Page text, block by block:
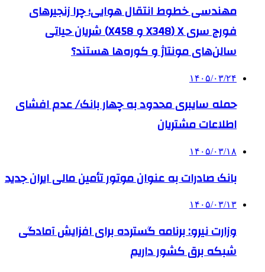
مهندسی خطوط انتقال هوایی؛ چرا زنجیرهای
فورج سری X (X348 و X458) شریان حیاتی
سالن‌های مونتاژ و کوره‌ها هستند؟
۱۴۰۵/۰۳/۲۴
حمله سایبری محدود به چهار بانک/ عدم افشای
اطلاعات مشتریان
۱۴۰۵/۰۳/۱۸
بانک صادرات به‌ عنوان موتور تأمین مالی ایران جدید
۱۴۰۵/۰۳/۱۳
وزارت نیرو: برنامه‌ گسترده برای افزایش آمادگی
شبکه برق کشور داریم